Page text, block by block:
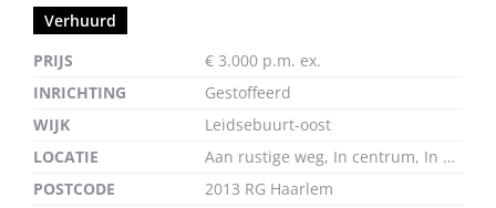
Verhuurd
PRIJS
€ 3.000 p.m. ex.
INRICHTING
Gestoffeerd
WIJK
Leidsebuurt-oost
LOCATIE
Aan rustige weg, In centrum, In woonwijk
POSTCODE
2013 RG Haarlem